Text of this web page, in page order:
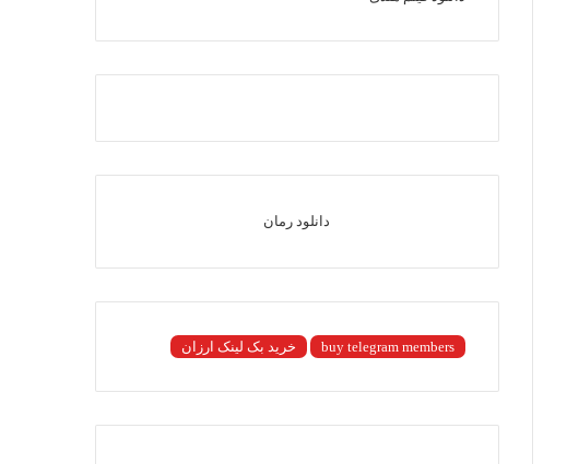
دانلود رمان
buy telegram members خرید بک لینک ارزان